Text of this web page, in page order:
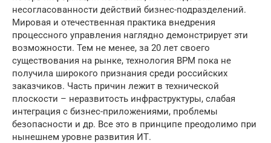
несогласованности действий бизнес-подразделений.
Мировая и отечественная практика внедрения
процессного управления наглядно демонстрирует эти
возможности. Тем не менее, за 20 лет своего
существования на рынке, технология BPM пока не
получила широкого признания среди российских
заказчиков. Часть причин лежит в технической
плоскости – неразвитость инфраструктуры, слабая
интеграция с бизнес-приложениями, проблемы
безопасности и др. Все это в принципе преодолимо при
нынешнем уровне развития ИТ.